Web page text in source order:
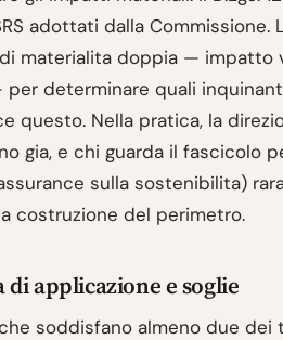
adottati dalla Commissione.
materialita doppia — impatto
per determinare quali
questo. Nella pratica, la
gia, e chi guarda il fascicolo
sulla sostenibilita)
costruzione del perimetro.
di applicazione e soglie
soddisfano almeno due